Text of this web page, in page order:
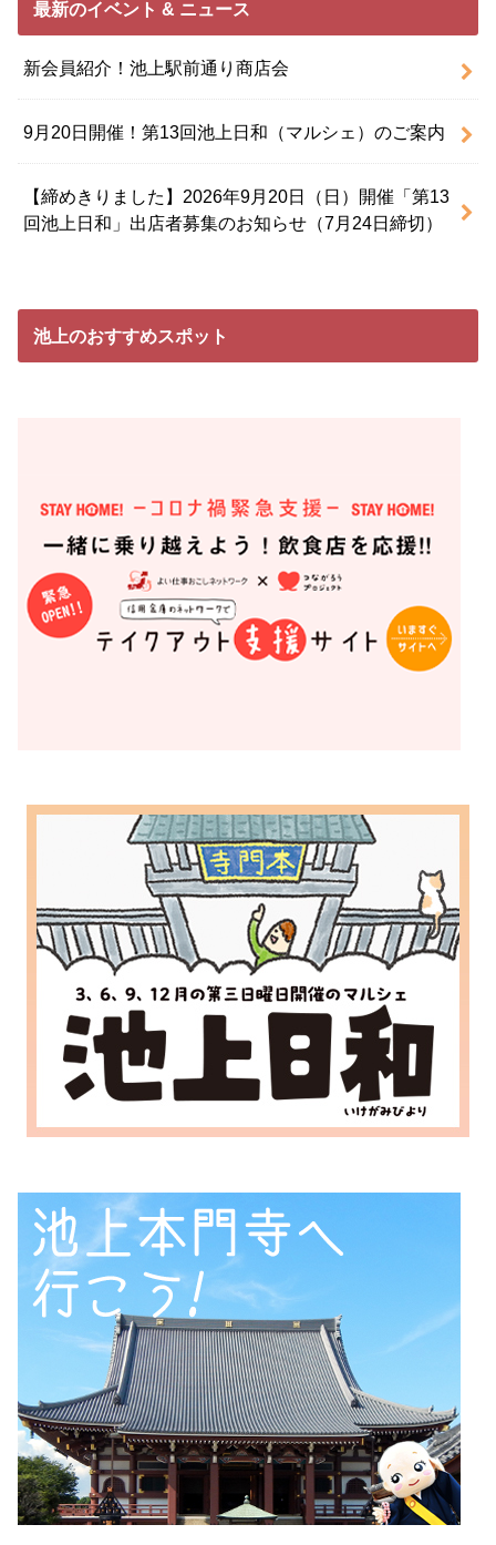
最新のイベント & ニュース
新会員紹介！池上駅前通り商店会
9月20日開催！第13回池上日和（マルシェ）のご案内
【締めきりました】2026年9月20日（日）開催「第13
回池上日和」出店者募集のお知らせ（7月24日締切）
池上のおすすめスポット